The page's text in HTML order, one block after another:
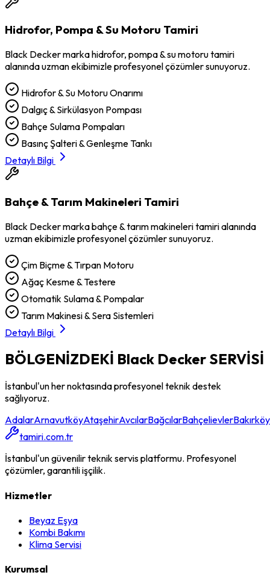
Hidrofor, Pompa & Su Motoru Tamiri
Black Deckermarkahidrofor, pompa & su motoru tamiri
alanında uzman ekibimizle profesyonel çözümler sunuyoruz.
Hidrofor & Su Motoru Onarımı
Dalgıç & Sirkülasyon Pompası
Bahçe Sulama Pompaları
Basınç Şalteri & Genleşme Tankı
Detaylı Bilgi
Bahçe & Tarım Makineleri Tamiri
Black Deckermarkabahçe & tarım makineleri tamirialanında
uzman ekibimizle profesyonel çözümler sunuyoruz.
Çim Biçme & Tırpan Motoru
Ağaç Kesme & Testere
Otomatik Sulama & Pompalar
Tarım Makinesi & Sera Sistemleri
Detaylı Bilgi
BÖLGENİZDEKİ Black Decker SERVİSİ
İstanbul'un her noktasında profesyonel teknik destek
sağlıyoruz.
AdalarArnavutköyAtaşehirAvcılarBağcılarBahçelievlerBakırköy
tamiri.com.tr
İstanbul'un güvenilir teknik servis platformu. Profesyonel
çözümler, garantili işçilik.
Hizmetler
Beyaz Eşya
Kombi Bakımı
Klima Servisi
Kurumsal